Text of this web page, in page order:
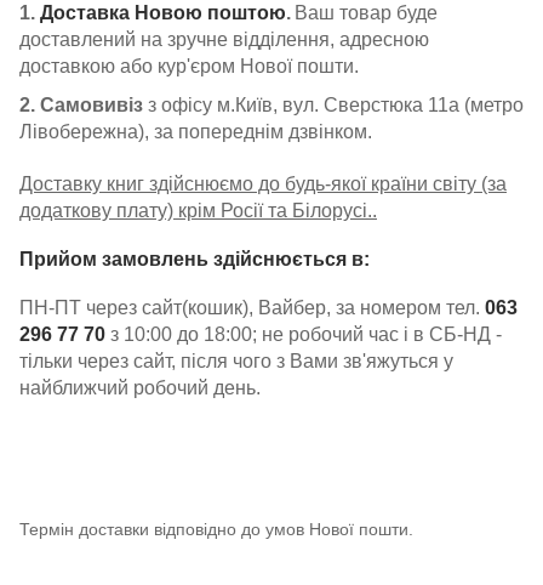
1. Доставка Новою поштою. Ваш товар буде
доставлений на зручне відділення, адресною
доставкою або кур'єром Нової пошти.
2. Самовивіз з офісу м.Київ, вул. Сверстюка 11а (метро
Лівобережна), за попереднім дзвінком.
Доставку книг здійснюємо до будь-якої країни світу (за
додаткову плату) крім Росії та Білорусі..
Прийом замовлень здійснюється в:
ПН-ПТ через сайт(кошик), Вайбер, за номером тел. 063
296 77 70 з 10:00 до 18:00; не робочий час і в СБ-НД -
тільки через сайт, після чого з Вами зв'яжуться у
найближчий робочий день.
Термін доставки відповідно до умов Нової пошти.